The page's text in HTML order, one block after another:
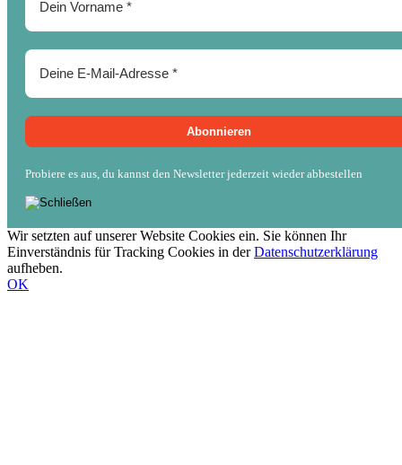
Probiere es aus, du kannst den Newsletter jederzeit wieder abbestellen
Wir setzten auf unserer Website Cookies ein. Sie können Ihr
Einverständnis für Tracking Cookies in derDatenschutzerklärung
aufheben.
OK